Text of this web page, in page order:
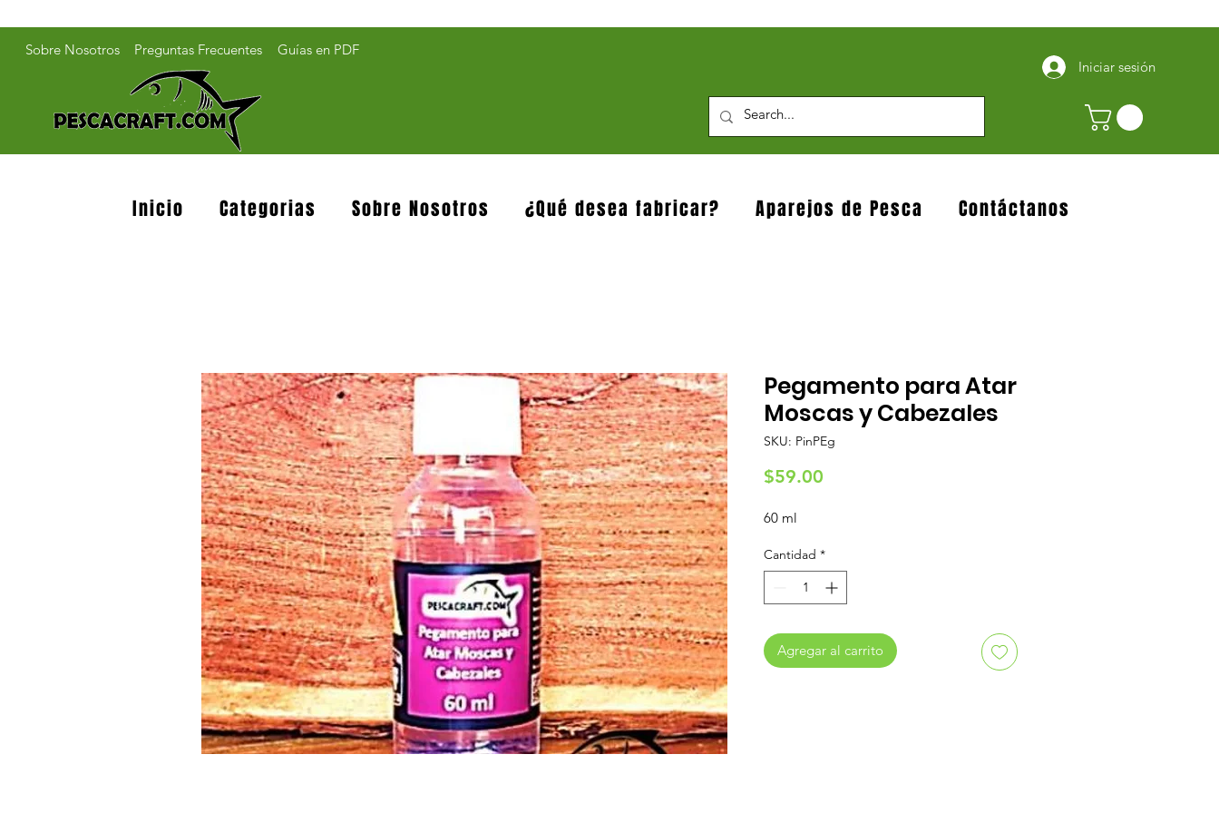
Sobre Nosotros Preguntas Frecuentes
Guías en PDF
Iniciar sesión
Inicio Categorias Sobre Nosotros ¿Qué desea fabricar? Aparejos de Pesca Contáctanos
Pegamento para Atar
Moscas y Cabezales
SKU: PinPEg
$59.00
60 ml
Cantidad *
Agregar al carrito